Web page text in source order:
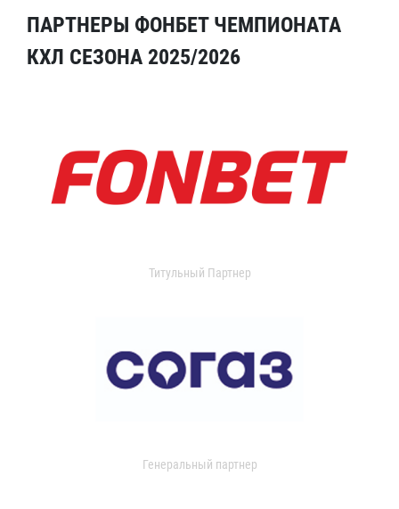
ПАРТНЕРЫ ФОНБЕТ ЧЕМПИОНАТА
КХЛ СЕЗОНА 2025/2026
Титульный Партнер
Генеральный партнер